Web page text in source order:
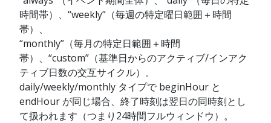
時間帯）、“weekly”（毎週の特定曜日範囲＋時間
帯）、
“monthly”（毎月の特定日範囲＋時間
帯）、“custom”（基準日からのアクティブ/インアク
ティブ日数の交互サイクル）。
daily/weekly/monthly タイプで beginHour と
endHour が同じ場合、終了時刻は翌日の同時刻とし
て扱われます（つまり24時間フルウィンドウ）。